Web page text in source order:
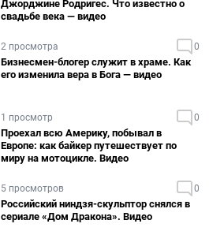
Джорджине Родригес. Что известно о
свадьбе века — видео
2 просмотра 0
Бизнесмен-блогер служит в храме. Как
его изменила вера в Бога — видео
1 просмотр 0
Проехал всю Америку, побывал в
Европе: как байкер путешествует по
миру на мотоцикле. Видео
5 просмотров 0
Российский ниндзя-скульптор снялся в
сериале «Дом Дракона». Видео